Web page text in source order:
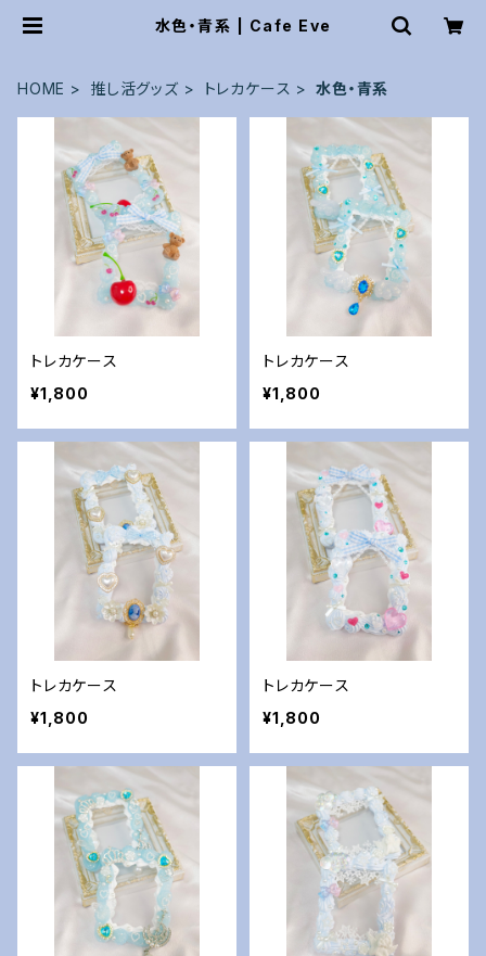
水色・青系 | Cafe Eve
HOME 推し活グッズ トレカケース 水色・青系
トレカケース
¥1,800
トレカケース
¥1,800
トレカケース
¥1,800
トレカケース
¥1,800